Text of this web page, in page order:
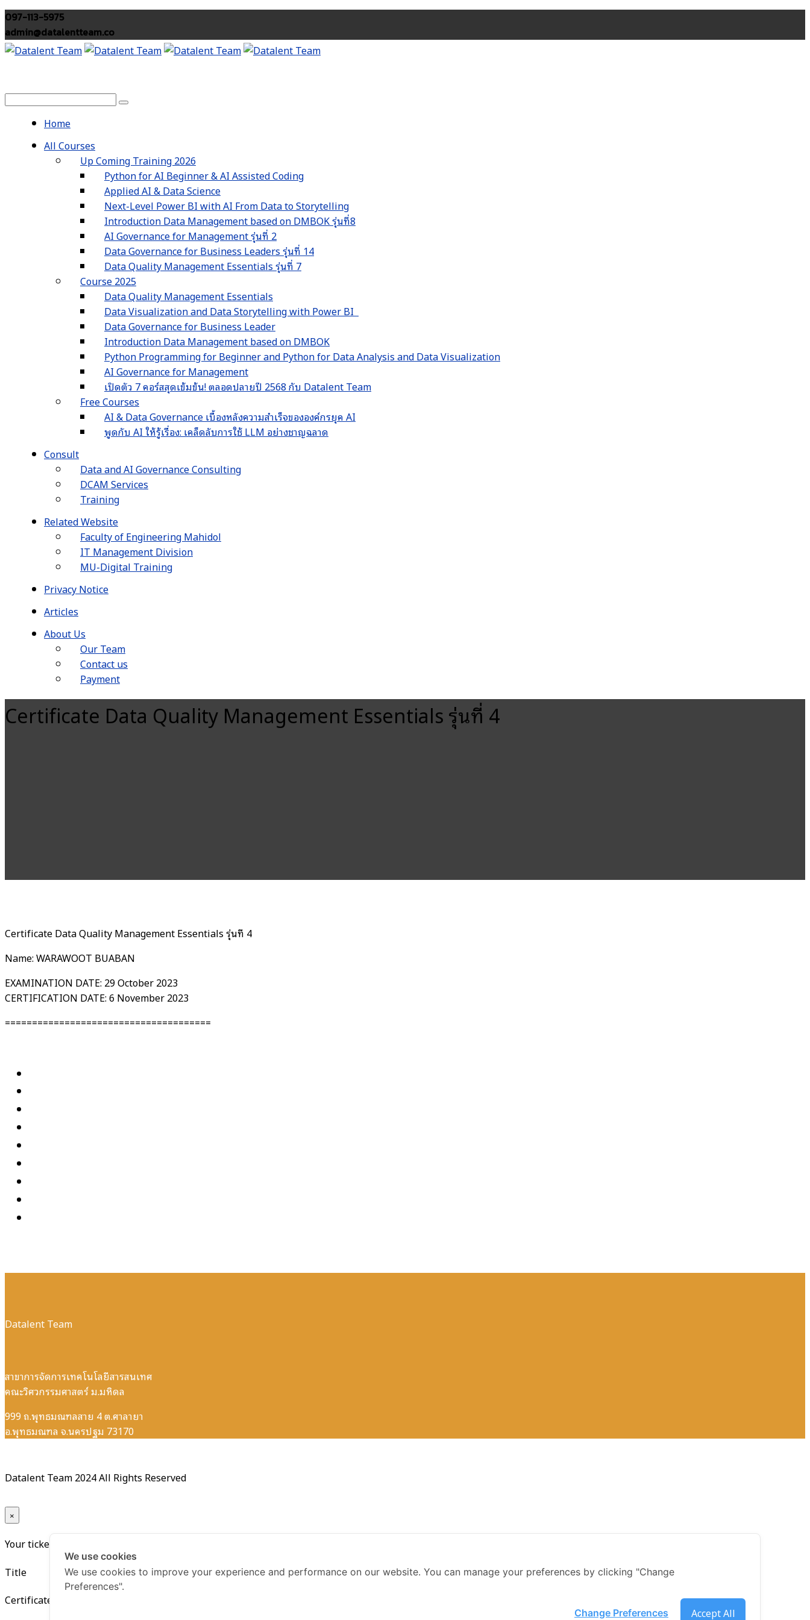
097-113-5975
admin@datalentteam.co
Home
All Courses
Up Coming Training 2026
Python for AI Beginner & AI Assisted Coding
Applied AI & Data Science
Next-Level Power BI with AI From Data to Storytelling
Introduction Data Management based on DMBOK รุ่นที่8
AI Governance for Management รุ่นที่ 2
Data Governance for Business Leaders รุ่นที่ 14
Data Quality Management Essentials รุ่นที่ 7
Course 2025
Data Quality Management Essentials
Data Visualization and Data Storytelling with Power BI
Data Governance for Business Leader
Introduction Data Management based on DMBOK
Python Programming for Beginner and Python for Data Analysis and Data Visualization
AI Governance for Management
เปิดตัว 7 คอร์สสุดเข้มข้น! ตลอดปลายปี 2568 กับ Datalent Team
Free Courses
AI & Data Governance เบื้องหลังความสำเร็จขององค์กรยุค AI
พูดกับ AI ให้รู้เรื่อง: เคล็ดลับการใช้ LLM อย่างชาญฉลาด
Consult
Data and AI Governance Consulting
DCAM Services
Training
Related Website
Faculty of Engineering Mahidol
IT Management Division
MU-Digital Training
Privacy Notice
Articles
About Us
Our Team
Contact us
Payment
Certificate Data Quality Management Essentials รุ่นที่ 4
Certificate Data Quality Management Essentials รุ่นที่ 4
Name: WARAWOOT BUABAN
EXAMINATION DATE: 29 October 2023
CERTIFICATION DATE: 6 November 2023
======================================
Datalent Team
สาขาการจัดการเทคโนโลยีสารสนเทศ
คณะวิศวกรรมศาสตร์ ม.มหิดล
999 ถ.พุทธมณฑลสาย 4 ต.ศาลายา
อ.พุทธมณฑล จ.นครปฐม 73170
Datalent Team 2024 All Rights Reserved
×
Your ticket for the: Certificate Data Quality Management Essentials รุ่นที่ 4
Title
Certificate Data Quality Management Essentials รุ่นที่ 4
We use cookies
We use cookies to improve your experience and performance on our website. You can manage your preferences by clicking "Change
Preferences".
Accept All
Change Preferences